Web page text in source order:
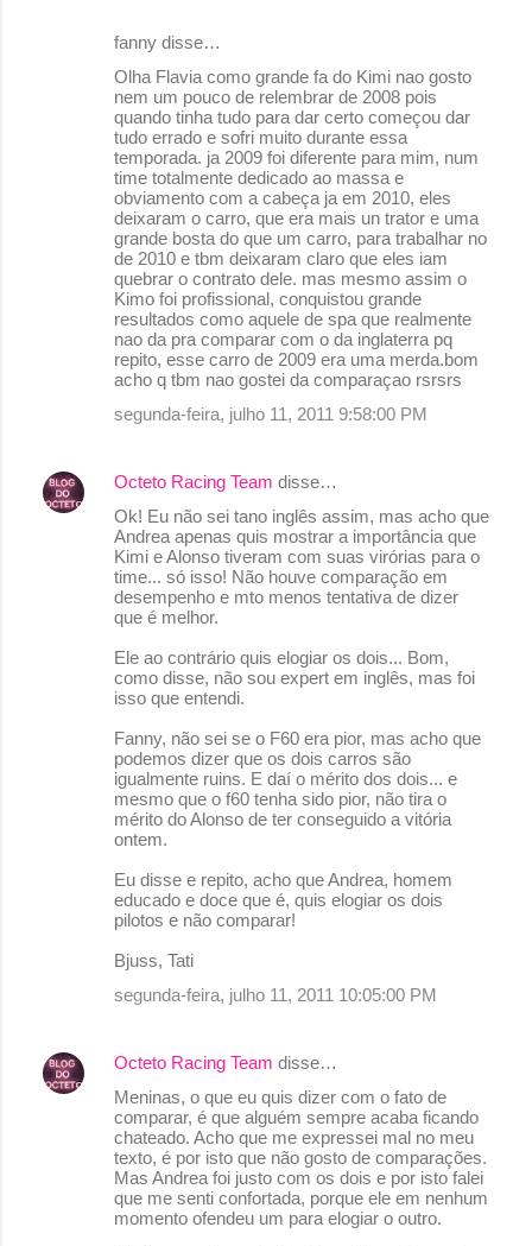
fanny disse…
Olha Flavia como grande fa do Kimi nao gosto
nem um pouco de relembrar de 2008 pois
quando tinha tudo para dar certo começou dar
tudo errado e sofri muito durante essa
temporada. ja 2009 foi diferente para mim, num
time totalmente dedicado ao massa e
obviamento com a cabeça ja em 2010, eles
deixaram o carro, que era mais un trator e uma
grande bosta do que um carro, para trabalhar no
de 2010 e tbm deixaram claro que eles iam
quebrar o contrato dele. mas mesmo assim o
Kimo foi profissional, conquistou grande
resultados como aquele de spa que realmente
nao da pra comparar com o da inglaterra pq
repito, esse carro de 2009 era uma merda.bom
acho q tbm nao gostei da comparaçao rsrsrs
segunda-feira, julho 11, 2011 9:58:00 PM
Octeto Racing Team disse…
Ok! Eu não sei tano inglês assim, mas acho que
Andrea apenas quis mostrar a importância que
Kimi e Alonso tiveram com suas virórias para o
time... só isso! Não houve comparação em
desempenho e mto menos tentativa de dizer
que é melhor.
Ele ao contrário quis elogiar os dois... Bom,
como disse, não sou expert em inglês, mas foi
isso que entendi.
Fanny, não sei se o F60 era pior, mas acho que
podemos dizer que os dois carros são
igualmente ruins. E daí o mérito dos dois... e
mesmo que o f60 tenha sido pior, não tira o
mérito do Alonso de ter conseguido a vitória
ontem.
Eu disse e repito, acho que Andrea, homem
educado e doce que é, quis elogiar os dois
pilotos e não comparar!
Bjuss, Tati
segunda-feira, julho 11, 2011 10:05:00 PM
Octeto Racing Team disse…
Meninas, o que eu quis dizer com o fato de
comparar, é que alguém sempre acaba ficando
chateado. Acho que me expressei mal no meu
texto, é por isto que não gosto de comparações.
Mas Andrea foi justo com os dois e por isto falei
que me senti confortada, porque ele em nenhum
momento ofendeu um para elogiar o outro.